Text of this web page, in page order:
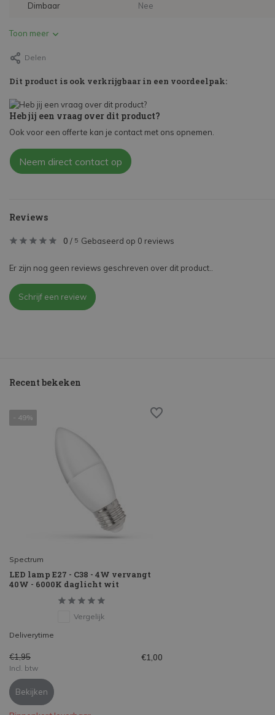
Dimbaar Nee
Toon meer
Delen
Dit product is ook verkrijgbaar in een voordeelpak:
Heb jij een vraag over dit product?
Ook voor een offerte kan je contact met ons opnemen.
Neem direct contact op
Reviews
0 / 5 Gebaseerd op 0 reviews
Er zijn nog geen reviews geschreven over dit product..
Schrijf een review
Recent bekeken
- 49%
Spectrum
LED lamp E27 - C38 - 4W vervangt
40W - 6000K daglicht wit
Vergelijk
Deliverytime
€1,95 €1,00
Incl. btw
Bekijken